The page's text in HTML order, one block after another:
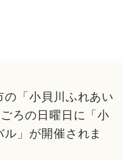
「小貝川ふれあい
ろの日曜日に「小
」が開催されま